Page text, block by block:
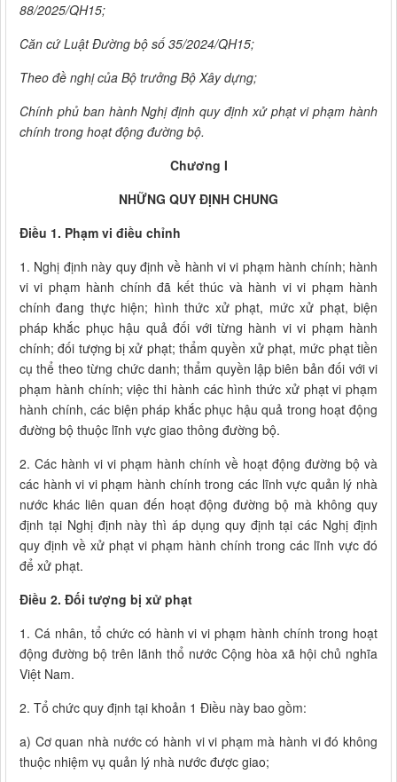
88/2025/QH15;
Căn cứ Luật Đường bộ số 35/2024/QH15;
Theo đề nghị của Bộ trưởng Bộ Xây dựng;
Chính phủ ban hành Nghị định quy định xử phạt vi phạm hành
chính trong hoạt động đường bộ.
Chương I
NHỮNG QUY ĐỊNH CHUNG
Điều 1. Phạm vi điều chỉnh
1. Nghị định này quy định về hành vi vi phạm hành chính; hành
vi vi phạm hành chính đã kết thúc và hành vi vi phạm hành
chính đang thực hiện; hình thức xử phạt, mức xử phạt, biện
pháp khắc phục hậu quả đối với từng hành vi vi phạm hành
chính; đối tượng bị xử phạt; thẩm quyền xử phạt, mức phạt tiền
cụ thể theo từng chức danh; thẩm quyền lập biên bản đối với vi
phạm hành chính; việc thi hành các hình thức xử phạt vi phạm
hành chính, các biện pháp khắc phục hậu quả trong hoạt động
đường bộ thuộc lĩnh vực giao thông đường bộ.
2. Các hành vi vi phạm hành chính về hoạt động đường bộ và
các hành vi vi phạm hành chính trong các lĩnh vực quản lý nhà
nước khác liên quan đến hoạt động đường bộ mà không quy
định tại Nghị định này thì áp dụng quy định tại các Nghị định
quy định về xử phạt vi phạm hành chính trong các lĩnh vực đó
để xử phạt.
Điều 2. Đối tượng bị xử phạt
1. Cá nhân, tổ chức có hành vi vi phạm hành chính trong hoạt
động đường bộ trên lãnh thổ nước Cộng hòa xã hội chủ nghĩa
Việt Nam.
2. Tổ chức quy định tại khoản 1 Điều này bao gồm:
a) Cơ quan nhà nước có hành vi vi phạm mà hành vi đó không
thuộc nhiệm vụ quản lý nhà nước được giao;